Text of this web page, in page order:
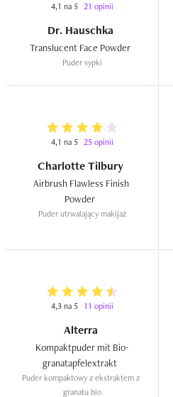
4,1 na 5 21 opinii
Dr. Hauschka
Puder sypki
4,1 na 5 25 opinii
Charlotte Tilbury
Airbrush Flawless Finish
Puder utrwalający makijaż
4,3 na 5 11 opinii
Alterra
Kompaktpuder mit Bio-
Puder kompaktowy z ekstraktem z
granatu bio